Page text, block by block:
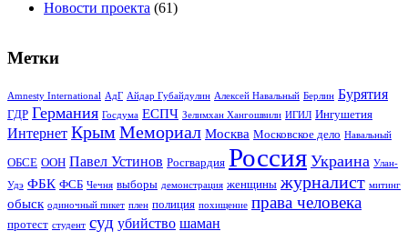
Новости проекта (61)
Метки
Amnesty International АдГ Айдар Губайдулин Алексей Навальный Берлин Бурятия
ГДР Германия Госдума ЕСПЧ Зелимхан Хангошвили ИГИЛ Ингушетия
Интернет Крым Мемориал Москва Московское дело Навальный
ОБСЕ ООН Павел Устинов Росгвардия Россия Украина Улан-
Удэ ФБК ФСБ Чечня выборы демонстрация женщины журналист митинг
обыск одиночный пикет плен полиция похищение права человека
протест студент суд убийство шаман